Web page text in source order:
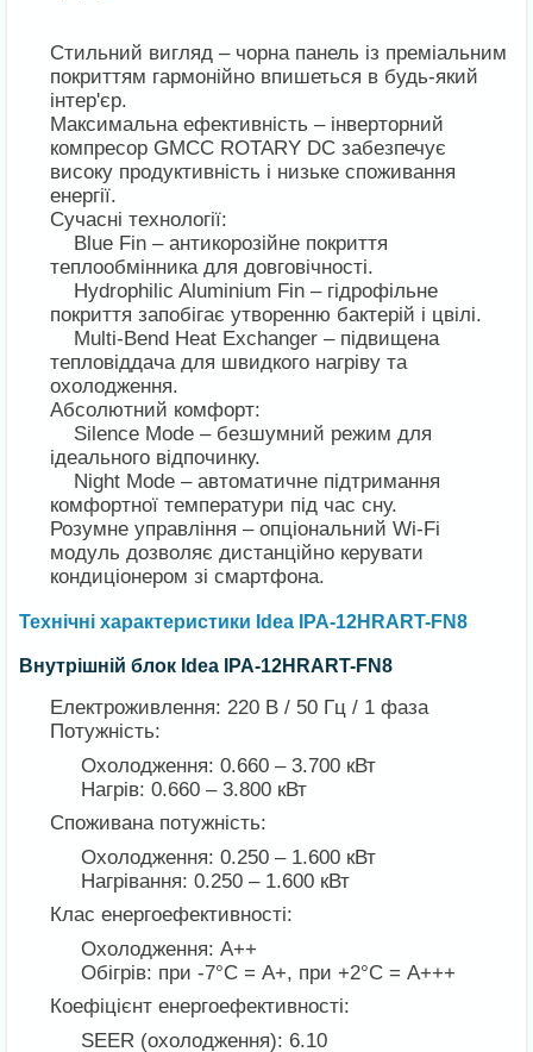
Стильний вигляд – чорна панель із преміальним
покриттям гармонійно впишеться в будь-який
інтер'єр.
Максимальна ефективність – інверторний
компресор GMCC ROTARY DC забезпечує
високу продуктивність і низьке споживання
енергії.
Сучасні технології:
Blue Fin – антикорозійне покриття
теплообмінника для довговічності.
Hydrophilic Aluminium Fin – гідрофільне
покриття запобігає утворенню бактерій і цвілі.
Multi-Bend Heat Exchanger – підвищена
тепловіддача для швидкого нагріву та
охолодження.
Абсолютний комфорт:
Silence Mode – безшумний режим для
ідеального відпочинку.
Night Mode – автоматичне підтримання
комфортної температури під час сну.
Розумне управління – опціональний Wi-Fi
модуль дозволяє дистанційно керувати
кондиціонером зі смартфона.
Технічні характеристики Idea IPA-12HRART-FN8
Внутрішній блок Idea IPA-12HRART-FN8
Електроживлення: 220 В / 50 Гц / 1 фаза
Потужність:
Охолодження: 0.660 – 3.700 кВт
Нагрів: 0.660 – 3.800 кВт
Споживана потужність:
Охолодження: 0.250 – 1.600 кВт
Нагрівання: 0.250 – 1.600 кВт
Клас енергоефективності:
Охолодження: A++
Обігрів: при -7°С = A+, при +2°С = A+++
Коефіцієнт енергоефективності:
SEER (охолодження): 6.10